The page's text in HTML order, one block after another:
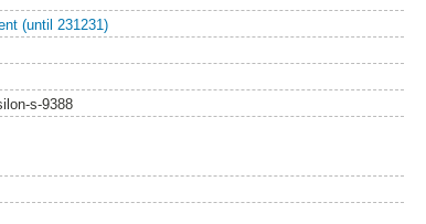
(until 231231)
s-9388